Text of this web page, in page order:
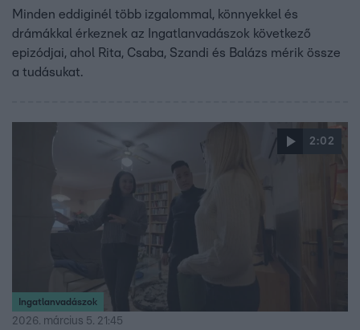
Minden eddiginél több izgalommal, könnyekkel és
drámákkal érkeznek az Ingatlanvadászok következő
epizódjai, ahol Rita, Csaba, Szandi és Balázs mérik össze
a tudásukat.
2:02
Ingatlanvadászok
2026. március 5. 21:45